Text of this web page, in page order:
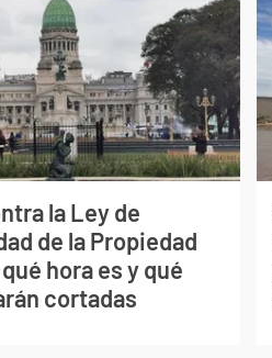
la Ley de
de la Propiedad
hora es y qué
cortadas